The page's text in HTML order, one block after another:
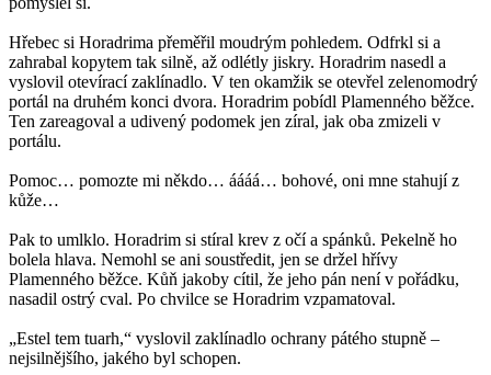
Hřebec si Horadrima přeměřil moudrým pohledem. Odfrkl si a
zahrabal kopytem tak silně, až odlétly jiskry. Horadrim nasedl a
vyslovil otevírací zaklínadlo. V ten okamžik se otevřel zelenomodrý
portál na druhém konci dvora. Horadrim pobídl Plamenného běžce.
Ten zareagoval a udivený podomek jen zíral, jak oba zmizeli v
portálu.
Pomoc… pomozte mi někdo… áááá… bohové, oni mne stahují z
kůže…
Pak to umlklo. Horadrim si stíral krev z očí a spánků. Pekelně ho
bolela hlava. Nemohl se ani soustředit, jen se držel hřívy
Plamenného běžce. Kůň jakoby cítil, že jeho pán není v pořádku,
nasadil ostrý cval. Po chvilce se Horadrim vzpamatoval.
„Estel tem tuarh,“ vyslovil zaklínadlo ochrany pátého stupně –
nejsilnějšího, jakého byl schopen.